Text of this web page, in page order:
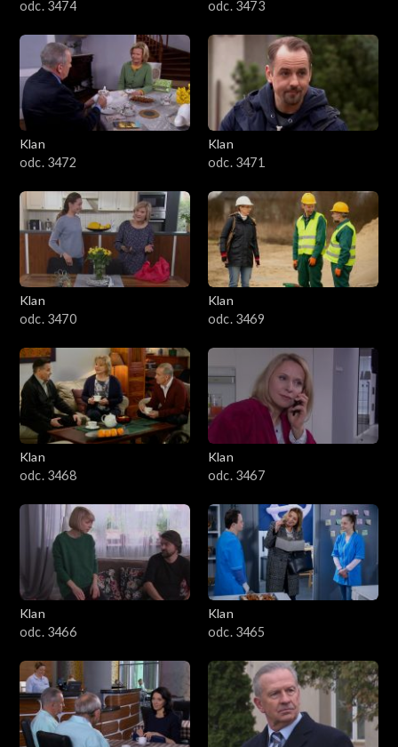
odc. 3474 odc. 3473
Klan
odc. 3472
Klan
odc. 3471
Klan
odc. 3470
Klan
odc. 3469
Klan
odc. 3468
Klan
odc. 3467
Klan
odc. 3466
Klan
odc. 3465